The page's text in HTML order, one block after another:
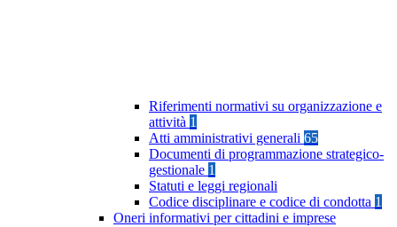
Riferimenti normativi su organizzazione e
attività 1
Atti amministrativi generali 65
Documenti di programmazione strategico-
gestionale 1
Statuti e leggi regionali
Codice disciplinare e codice di condotta 1
Oneri informativi per cittadini e imprese